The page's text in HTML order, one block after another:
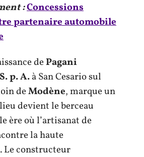
:Concessions
partenaire automobile
dePagani
p. A.à San Cesario sul
deModène, marque un
devient le berceau
ère où l’artisanat de
la haute
Le constructeur